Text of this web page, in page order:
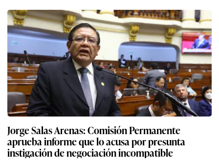
Jorge Salas Arenas: Comisión Permanente
aprueba informe que lo acusa por presunta
instigación de negociación incompatible